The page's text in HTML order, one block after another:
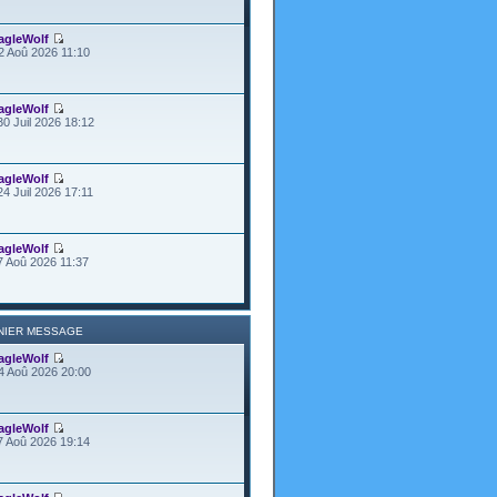
Aoû 2026 11:10
Juil 2026 18:12
Juil 2026 17:11
Aoû 2026 11:37
MESSAGE
Aoû 2026 20:00
Aoû 2026 19:14